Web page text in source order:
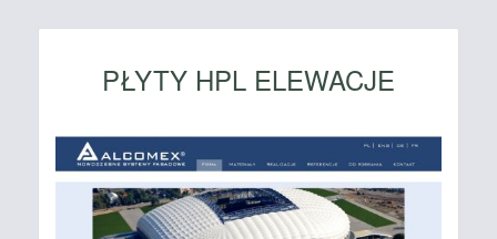
PŁYTY HPL ELEWACJE